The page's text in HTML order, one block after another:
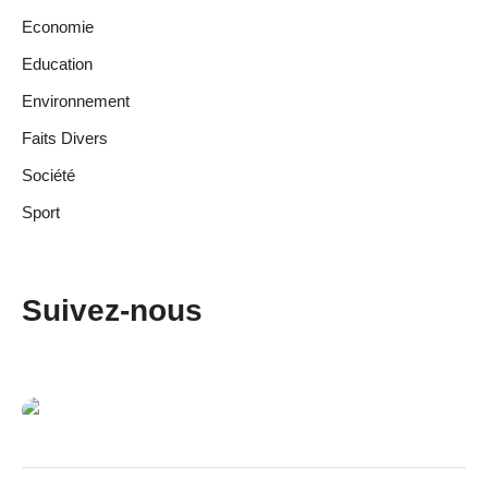
Economie
Education
Environnement
Faits Divers
Société
Sport
Suivez-nous